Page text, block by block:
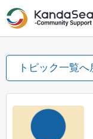
トピック一覧へ